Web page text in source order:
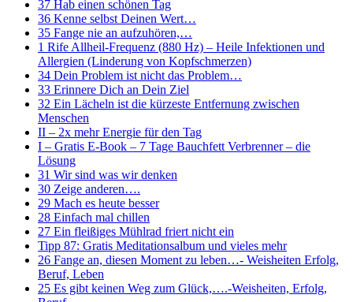
37 Hab einen schönen Tag
36 Kenne selbst Deinen Wert…
35 Fange nie an aufzuhören,…
1 Rife Allheil-Frequenz (880 Hz) – Heile Infektionen und
Allergien (Linderung von Kopfschmerzen)
34 Dein Problem ist nicht das Problem…
33 Erinnere Dich an Dein Ziel
32 Ein Lächeln ist die kürzeste Entfernung zwischen
Menschen
II – 2x mehr Energie für den Tag
I – Gratis E-Book – 7 Tage Bauchfett Verbrenner – die
Lösung
31 Wir sind was wir denken
30 Zeige anderen….
29 Mach es heute besser
28 Einfach mal chillen
27 Ein fleißiges Mühlrad friert nicht ein
Tipp 87: Gratis Meditationsalbum und vieles mehr
26 Fange an, diesen Moment zu leben…- Weisheiten Erfolg,
Beruf, Leben
25 Es gibt keinen Weg zum Glück,….-Weisheiten, Erfolg,